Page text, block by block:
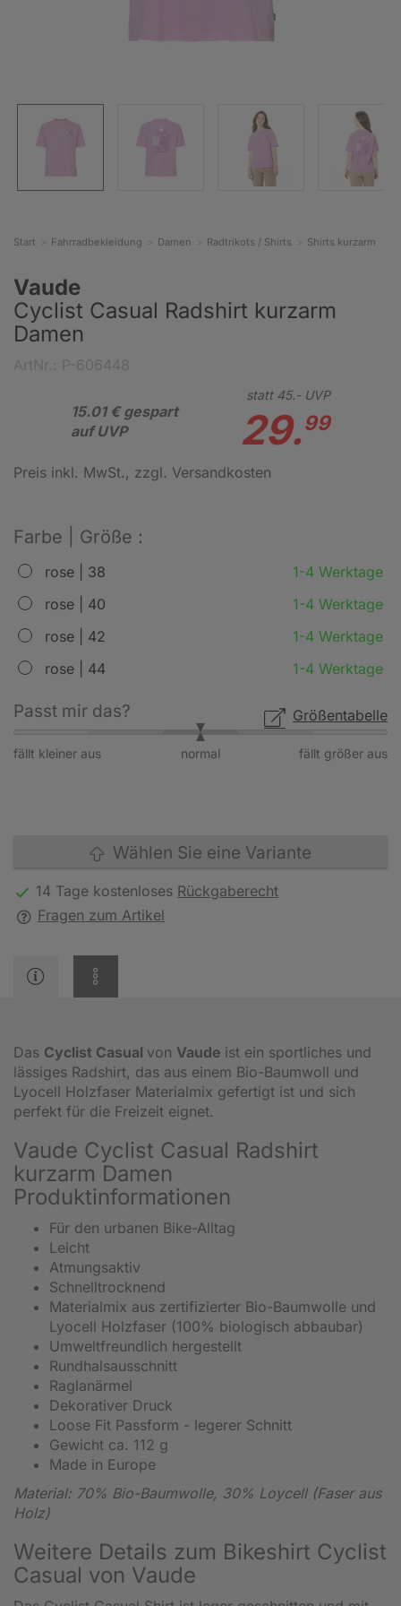
Start Fahrradbekleidung Damen Radtrikots / Shirts Shirts kurzarm
Vaude
Cyclist Casual Radshirt kurzarm
Damen
15.01 € gespart
auf UVP
statt 45.-UVP
29.99
Preis inkl. MwSt., zzgl. Versandkosten
Farbe | Größe :
rose | 38
1-4 Werktage
rose | 40
1-4 Werktage
rose | 42
1-4 Werktage
rose | 44
1-4 Werktage
Größentabelle
Passt mir das?
fällt kleiner aus fällt größer aus
normal
Wählen Sie eine Variante
14 Tage kostenloses Rückgaberecht
Fragen zum Artikel
Das Cyclist Casual von Vaude ist ein sportliches und
lässiges Radshirt, das aus einem Bio-Baumwoll und
Lyocell Holzfaser Materialmix gefertigt ist und sich
perfekt für die Freizeit eignet.
Vaude Cyclist Casual Radshirt
kurzarm Damen
Produktinformationen
Für den urbanen Bike-Alltag
Leicht
Atmungsaktiv
Schnelltrocknend
Materialmix aus zertifizierter Bio-Baumwolle und
Lyocell Holzfaser (100% biologisch abbaubar)
Umweltfreundlich hergestellt
Rundhalsausschnitt
Raglanärmel
Dekorativer Druck
Loose Fit Passform - legerer Schnitt
Gewicht ca. 112 g
Made in Europe
Material: 70% Bio-Baumwolle, 30% Loycell (Faser aus
Holz)
Weitere Details zum Bikeshirt Cyclist
Casual von Vaude